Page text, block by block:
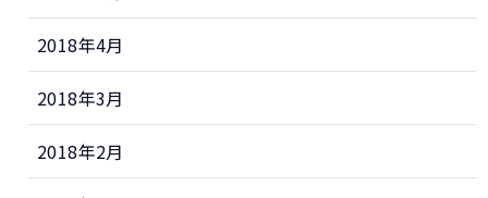
2018年4月
2018年3月
2018年2月